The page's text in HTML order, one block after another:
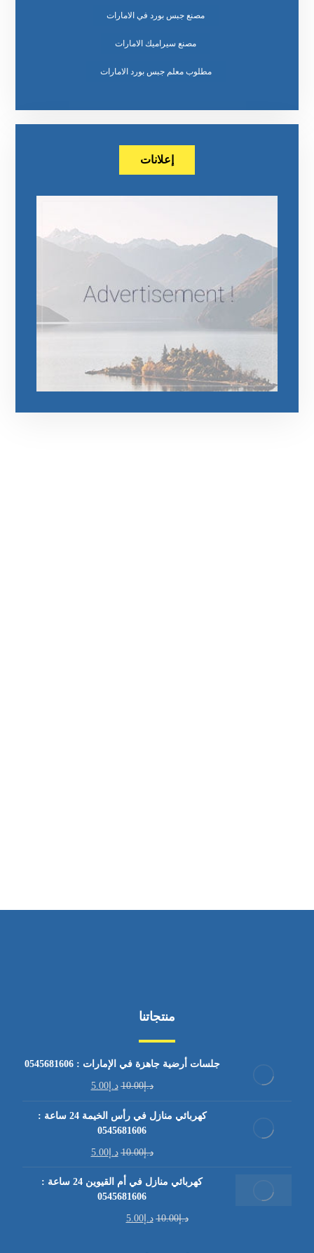
مصنع جبس بورد في الامارات
مصنع سيراميك الامارات
مطلوب معلم جبس بورد الامارات
إعلانات
منتجاتنا
جلسات أرضية جاهزة في الإمارات : 0545681606
د.إ10.00 د.إ5.00
كهربائي منازل في رأس الخيمة 24 ساعة :
0545681606
د.إ10.00 د.إ5.00
كهربائي منازل في أم القيوين 24 ساعة :
0545681606
د.إ10.00 د.إ5.00